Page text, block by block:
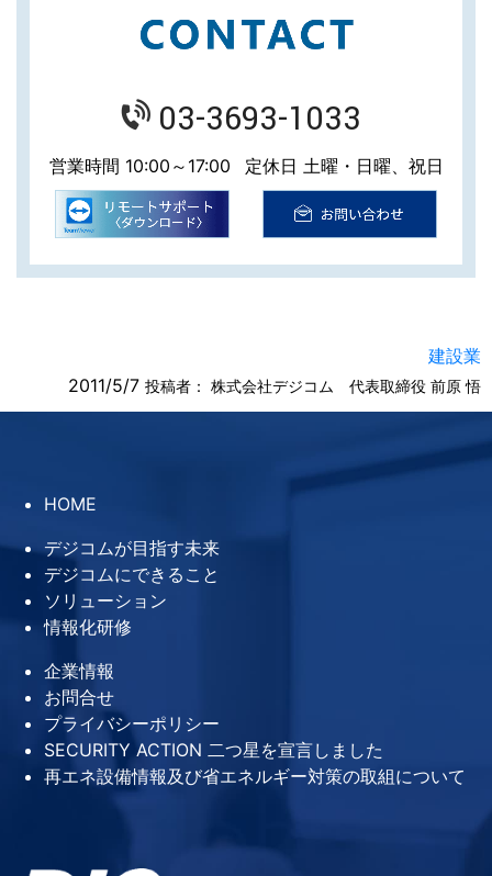
03-3693-1033
営業時間 10:00～17:00 定休日 土曜・日曜、祝日
建設業
2011/5/7 投稿者： 株式会社デジコム 代表取締役 前原 悟
HOME
デジコムが目指す未来
デジコムにできること
ソリューション
情報化研修
企業情報
お問合せ
プライバシーポリシー
SECURITY ACTION 二つ星を宣言しました
再エネ設備情報及び省エネルギー対策の取組について